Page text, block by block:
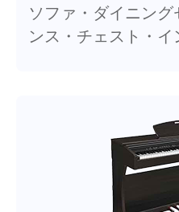
ソファ・ダイニン
ンス・チェスト・